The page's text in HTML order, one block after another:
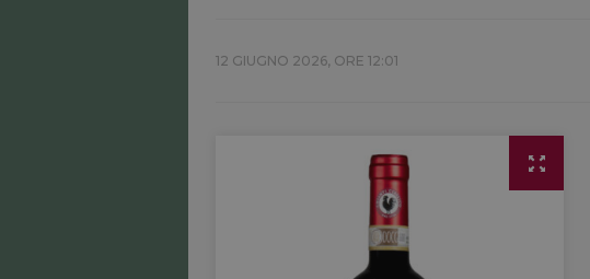
12 GIUGNO 2026, ORE 12:01